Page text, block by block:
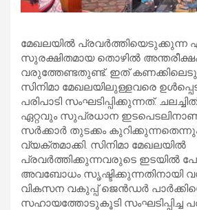
മേഖലയില്‍ പ്രവര്‍ത്തിയെടുക്കുന്ന
സുരക്ഷിതമായ തൊഴില്‍ അന്തരീക്ഷം
വരുത്തേണ്ടതുണ്ട്. ഇത്
സിനിമാ മേഖലയിലുള്ളവരെ
പരിപാടി സംഘടിപ്പിക്കുന്നത്.
ഏറ്റവും സുപ്രധാന
സര്‍ക്കാര്‍ തുടക്കം കുറിക്കുന്നതെന്നും
വ്യക്തമാക്കി. സിനിമാ മേഖലയില്‍
പ്രവര്‍ത്തിക്കുന്നവരുടെ ഇടയില്‍
അവബോധം സൃഷ്ടിക്കുന്നതിനായി
വികസന വകുപ്പ് ജെന്‍ഡര്‍
സഹായത്തോടുകൂടി സംഘടിപ്പിച്ച